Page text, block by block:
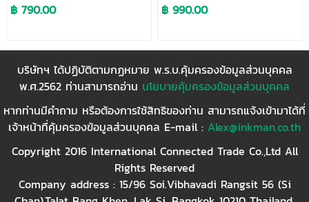
฿ 790.00 ฿ 990.00
บริษัทฯ ได้ปฏิบัติตามกฏหมาย พ.ร.บ.คุ้มครองข้อมูลส่วนบุคคล
พ.ศ.2562 ท่านสามารถอ่าน นโยบายคุ้มครองข้อมูลส่วนบุคคล
หากท่านมีคำถาม หรือต้องการใช้สิทธิของท่าน สามารถแจ้งเข้ามาได้ที่
เจ้าหน้าที่คุ้มครองข้อมูลส่วนบุคคล E-mail : Alex@inkman.co.th
Copyright 2016 International Connected Trade Co.,Ltd All
Rights Reserved
Company address : 15/96 Soi.Vibhavadi Rangsit 56 (Si